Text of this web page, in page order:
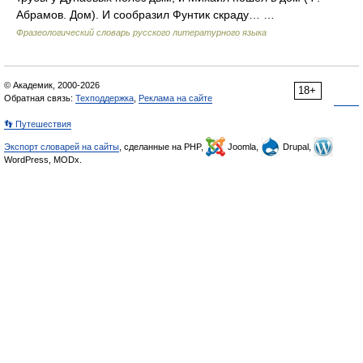
Абрамов. Дом). И сообразил Фунтик скраду… …
Фразеологический словарь русского литературного языка
18+
© Академик, 2000-2026
Обратная связь: Техподдержка Реклама на сайте
👣 Путешествия
Экспорт словарей на сайты , сделанные на PHP, Joomla,
Drupal,
WordPress, MODx.